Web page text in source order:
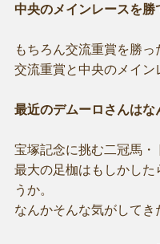
中央のメインレースを勝
もちろん交流重賞を勝っ
交流重賞と中央のメイン
最近のデムーロさんはな
宝塚記念に挑む二冠馬・
最大の足枷はもしかした
うか。
なんかそんな気がしてき